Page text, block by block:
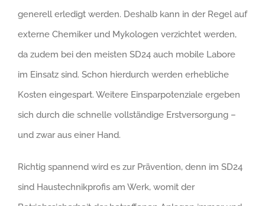
generell erledigt werden. Deshalb kann in der Regel auf
externe Chemiker und Mykologen verzichtet werden,
da zudem bei den meisten SD24 auch mobile Labore
im Einsatz sind. Schon hierdurch werden erhebliche
Kosten eingespart. Weitere Einsparpotenziale ergeben
sich durch die schnelle vollständige Erstversorgung –
und zwar aus einer Hand.
Richtig spannend wird es zur Prävention, denn im SD24
sind Haustechnikprofis am Werk, womit der